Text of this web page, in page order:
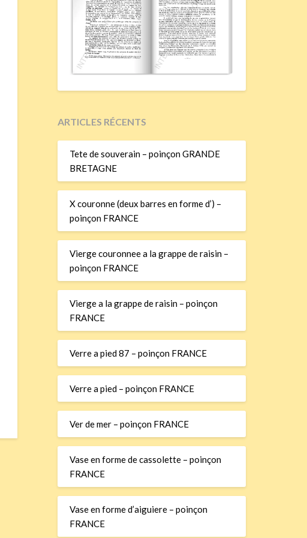
ARTICLES RÉCENTS
Tete de souverain – poinçon GRANDE
BRETAGNE
X couronne (deux barres en forme d’) –
poinçon FRANCE
Vierge couronnee a la grappe de raisin –
poinçon FRANCE
Vierge a la grappe de raisin – poinçon
FRANCE
Verre a pied 87 – poinçon FRANCE
Verre a pied – poinçon FRANCE
Ver de mer – poinçon FRANCE
Vase en forme de cassolette – poinçon
FRANCE
Vase en forme d’aiguiere – poinçon
FRANCE